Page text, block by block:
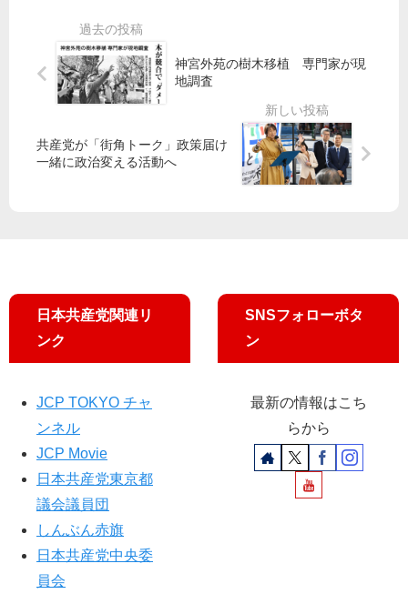
引
１
ま
で
説
を
大
山
議
訴
行
氏
ガ
ス
案
神宮外苑の樹木移植 専門家が現
地調査
共産党が「街角トーク」政策届け
一緒に政治変える活動へ
日本共産党関連リ
ンク
JCP TOKYO チャ
ンネル
JCP Movie
日本共産党東京都
議会議員団
しんぶん赤旗
日本共産党中央委
員会
SNSフォローボタ
ン
最新の情報はこち
らから